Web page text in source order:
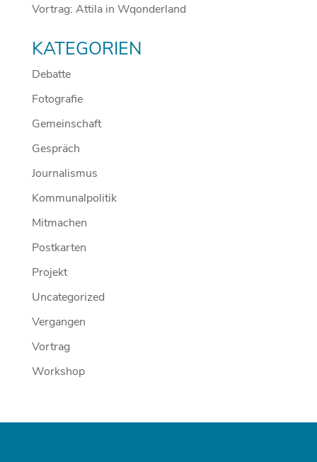
Vortrag: Attila in Wqonderland
KATEGORIEN
Debatte
Fotografie
Gemeinschaft
Gespräch
Journalismus
Kommunalpolitik
Mitmachen
Postkarten
Projekt
Uncategorized
Vergangen
Vortrag
Workshop